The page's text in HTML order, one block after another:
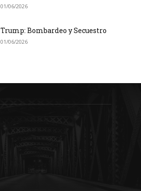
01/06/2026
Trump: Bombardeo y Secuestro
01/06/2026